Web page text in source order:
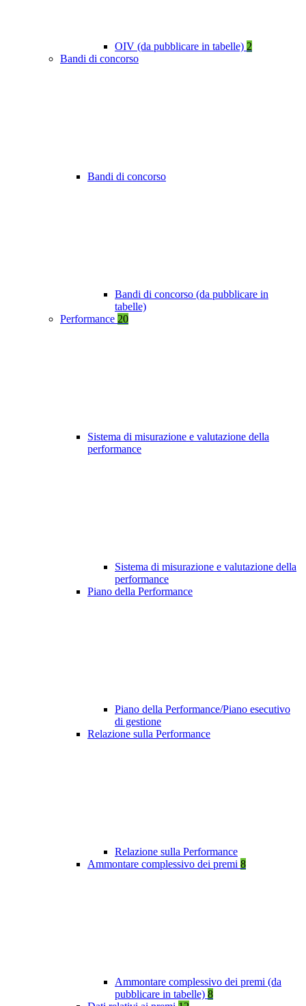
OIV (da pubblicare in tabelle) 2
Bandi di concorso
Bandi di concorso
Bandi di concorso (da pubblicare in
tabelle)
Performance 20
Sistema di misurazione e valutazione della
performance
Sistema di misurazione e valutazione della
performance
Piano della Performance
Piano della Performance/Piano esecutivo
di gestione
Relazione sulla Performance
Relazione sulla Performance
Ammontare complessivo dei premi 8
Ammontare complessivo dei premi (da
pubblicare in tabelle) 8